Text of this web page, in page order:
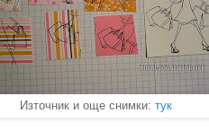
Източник и още снимки: тук